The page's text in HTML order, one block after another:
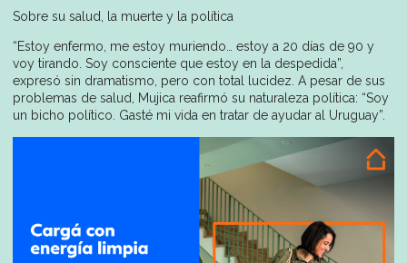
Sobre su salud, la muerte y la política
“Estoy enfermo, me estoy muriendo… estoy a 20 días de 90 y
voy tirando. Soy consciente que estoy en la despedida”,
expresó sin dramatismo, pero con total lucidez. A pesar de sus
problemas de salud, Mujica reafirmó su naturaleza política: “Soy
un bicho político. Gasté mi vida en tratar de ayudar al Uruguay”.